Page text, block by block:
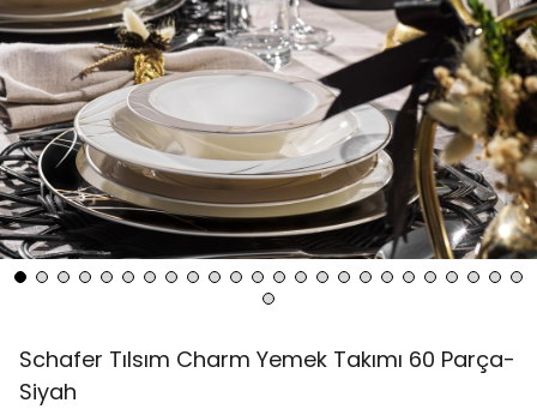
Schafer Tılsım Charm Yemek Takımı 60 Parça-
Siyah